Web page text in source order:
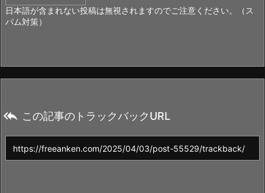
日本語が含まれない投稿は無視されますのでご注意ください。（ス
パム対策）
 この記事のトラックバックURL